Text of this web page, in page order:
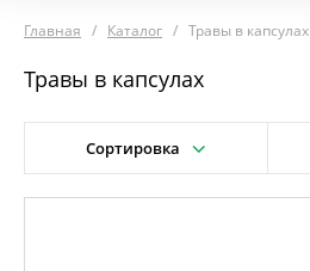
Главная Каталог Травы в капсулах
Травы в капсулах
Сортировка